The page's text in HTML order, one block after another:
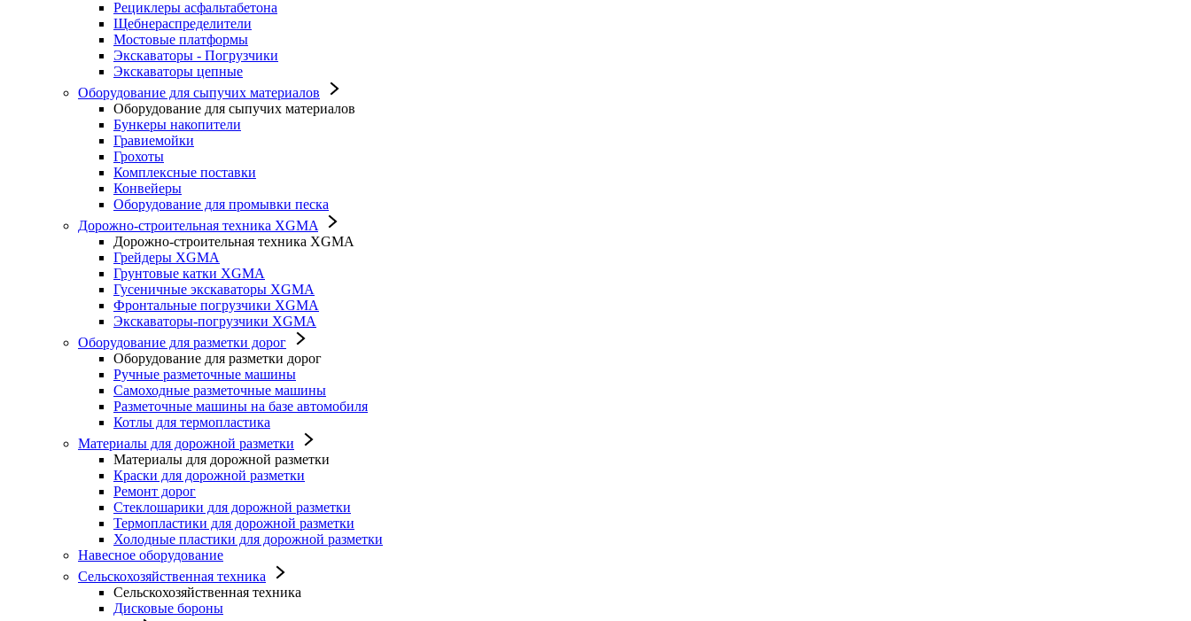
Рециклеры асфальтабетона
Щебнераспределители
Мостовые платформы
Экскаваторы - Погрузчики
Экскаваторы цепные
Оборудование для сыпучих материалов
Оборудование для сыпучих материалов
Бункеры накопители
Гравиемойки
Грохоты
Комплексные поставки
Конвейеры
Оборудование для промывки песка
Дорожно-строительная техника XGMA
Дорожно-строительная техника XGMA
Грейдеры XGMA
Грунтовые катки XGMA
Гусеничные экскаваторы XGMA
Фронтальные погрузчики XGMA
Экскаваторы-погрузчики XGMA
Оборудование для разметки дорог
Оборудование для разметки дорог
Ручные разметочные машины
Самоходные разметочные машины
Разметочные машины на базе автомобиля
Котлы для термопластика
Материалы для дорожной разметки
Материалы для дорожной разметки
Краски для дорожной разметки
Ремонт дорог
Стеклошарики для дорожной разметки
Термопластики для дорожной разметки
Холодные пластики для дорожной разметки
Навесное оборудование
Сельскохозяйственная техника
Сельскохозяйственная техника
Дисковые бороны